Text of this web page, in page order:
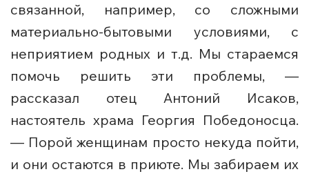
связанной, например, со сложными
материально-бытовыми условиями, с
неприятием родных и т.д. Мы стараемся
помочь решить эти проблемы, —
рассказал отец Антоний Исаков,
настоятель храма Георгия Победоносца.
— Порой женщинам просто некуда пойти,
и они остаются в приюте. Мы забираем их